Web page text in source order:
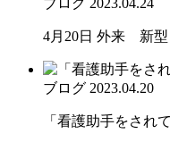
4月20日 外来 新型
ブログ 2023.04.20
「看護助手をされ